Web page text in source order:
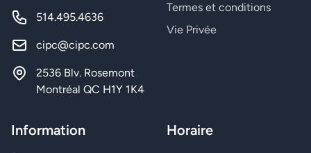
514.495.4636
cipc@cipc.com
2536 Blv. Rosemont
Montréal QC H1Y 1K4
Termes et conditions
Vie Privée
Information Horaire